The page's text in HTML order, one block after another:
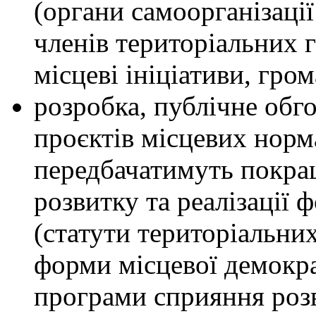
(органи
членів
місцеві ініціативи,
розробка, публічне
проєктів місцевих
передбачатимуть
розвитку та реалізації
(статути
форми місцевої
програми сприяння